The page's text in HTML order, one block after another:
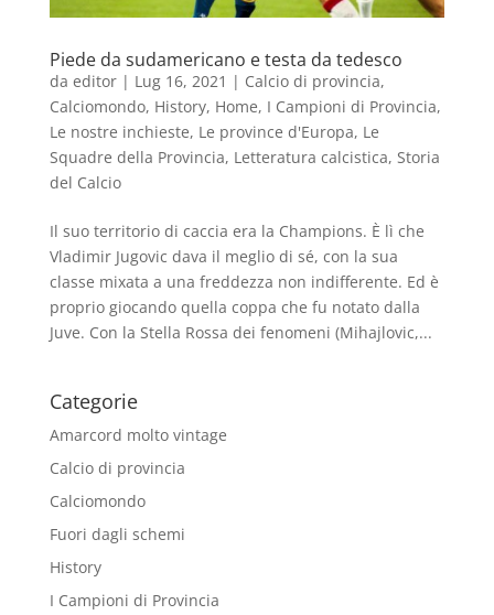
Piede da sudamericano e testa da tedesco
da editor| Lug 16, 2021 | Calcio di provincia,
Calciomondo, History, Home, I Campioni di Provincia,
Le nostre inchieste, Le province d'Europa, Le
Squadre della Provincia, Letteratura calcistica, Storia
del Calcio
Il suo territorio di caccia era la Champions. È lì che
Vladimir Jugovic dava il meglio di sé, con la sua
classe mixata a una freddezza non indifferente. Ed è
proprio giocando quella coppa che fu notato dalla
Juve. Con la Stella Rossa dei fenomeni (Mihajlovic,...
Categorie
Amarcord molto vintage
Calcio di provincia
Calciomondo
Fuori dagli schemi
History
I Campioni di Provincia